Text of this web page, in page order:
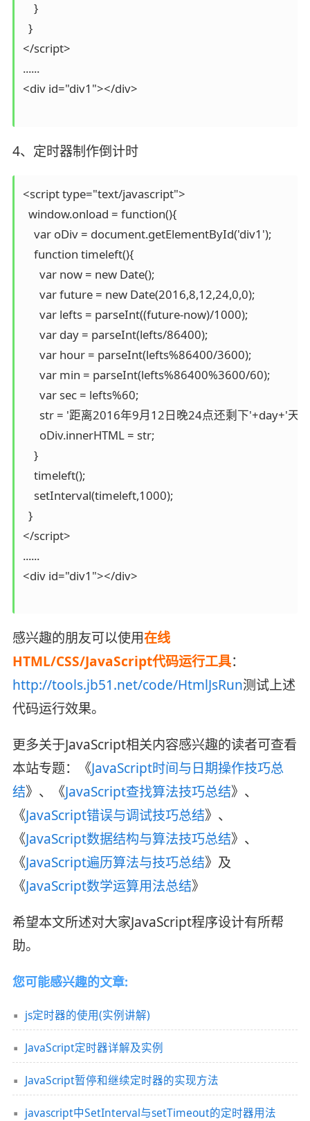
    }
  }
</script>
......
<div id="div1"></div>
4、定时器制作倒计时
<script type="text/javascript">
  window.onload = function(){
    var oDiv = document.getElementById('div1');
    function timeleft(){
      var now = new Date();
      var future = new Date(2016,8,12,24,0,0);
      var lefts = parseInt((future-now)/1000);
      var day = parseInt(lefts/86400);
      var hour = parseInt(lefts%86400/3600);
      var min = parseInt(lefts%86400%3600/60);
      var sec = lefts%60;
str = '距离2016年9月12日晚24点还剩下'+day+'天
      oDiv.innerHTML = str;
    }
    timeleft();
    setInterval(timeleft,1000);
  }
</script>
......
<div id="div1"></div>
感兴趣的朋友可以使用在线
HTML/CSS/JavaScript代码运行工具：
http://tools.jb51.net/code/HtmlJsRun测试上述
代码运行效果。
更多关于JavaScript相关内容感兴趣的读者可查看
本站专题：《JavaScript时间与日期操作技巧总
结》、《JavaScript查找算法技巧总结》、
《JavaScript错误与调试技巧总结》、
《JavaScript数据结构与算法技巧总结》、
《JavaScript遍历算法与技巧总结》及
《JavaScript数学运算用法总结》
希望本文所述对大家JavaScript程序设计有所帮
助。
您可能感兴趣的文章:
js定时器的使用(实例讲解)
JavaScript定时器详解及实例
JavaScript暂停和继续定时器的实现方法
javascript中SetInterval与setTimeout的定时器用法